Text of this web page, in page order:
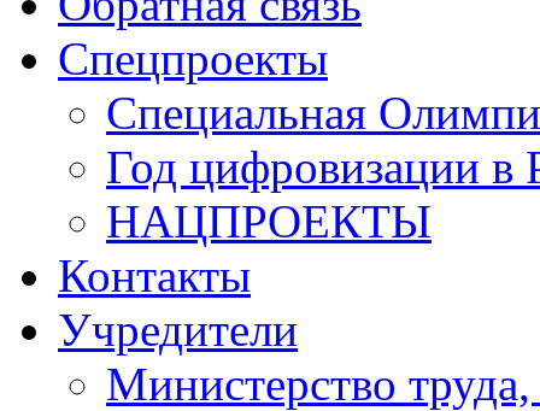
Спецпроекты
Специальная
Год цифровизации в
НАЦПРОЕКТЫ
Контакты
Учредители
Министерство